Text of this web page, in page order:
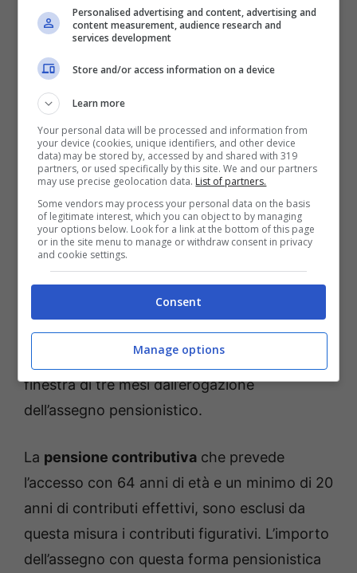
categoria. Ma se il lavoratore svolge una
mansione gravosa e si licenzia, se ha
maturato i requisiti richiesti, può accedere al
pensionamento con l’APE sociale. L’importo
dell’assegno non può superare i 1.500 euro
mensili, e la prestazione è erogata per dodici
mensilità, non è prevista la quattordicesima e
la tredicesima.
Poi,la pensione anticipatache non prevede
tutele e il lavoratore che si licenzia e ha
raggiunto un’anzianità contributiva di 42 e 10
mesi se uomo e 41 e 10 mesi se donna, può
accedere a questa misura a prescindere
dall’età anagrafica. Inoltre, prevista una
finestra di tre mesi dall’erogazione
dell’assegno pensionistico.
La pensione contributiva che prevede
l’accesso con 64 anni di età e un minimo di 20
anni di contributi effettivi, sono esclusi da
questa misura i contributi figurativi. L’importo
dell’assegno con questa forma pensionistica
Personalised advertising and content, advertising and
content measurement, audience research and
services development
Store and/or access information on a device
Learn more
Your personal data will be processed and information from
your device (cookies, unique identifiers, and other device
data) may be stored by, accessed by and shared with 319
partners, or used specifically by this site. We and our partners
may use precise geolocation data. List of partners.
Some vendors may process your personal data on the basis
of legitimate interest, which you can object to by managing
your options below. Look for a link at the bottom of this page
or in the site menu to manage or withdraw consent in privacy
and cookie settings.
Consent
Manage options